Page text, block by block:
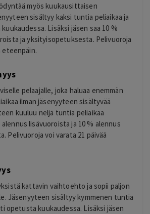
myös kuukausittaisen
sisältyy kaksi tuntia peliaikaa ja
Lisäksi jäsen saa 10 %
ja yksityisopetuksesta. Pelivuoroja
eteenpäin.
pelaajalle, joka haluaa enemmän
ilman jäsenyyteen sisältyvää
kuuluu neljä tuntia peliaikaa
lisävuoroista ja 10 % alennus
Pelivuoroja voi varata 21 päivää
kattavin vaihtoehto ja sopii paljon
Jäsenyyteen sisältyy kymmenen tuntia
opetusta kuukaudessa. Lisäksi jäsen